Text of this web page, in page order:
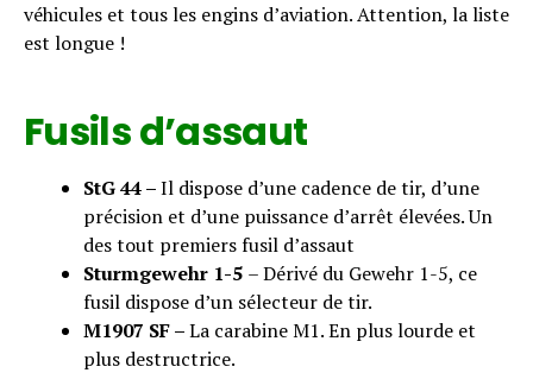
véhicules et tous les engins d’aviation. Attention, la liste
est longue !
Fusils d’assaut
StG 44 –Il dispose d’une cadence de tir, d’une
précision et d’une puissance d’arrêt élevées. Un
des tout premiers fusil d’assaut
Sturmgewehr 1-5 – Dérivé du Gewehr 1-5, ce
fusil dispose d’un sélecteur de tir.
M1907 SF –La carabine M1. En plus lourde et
plus destructrice.